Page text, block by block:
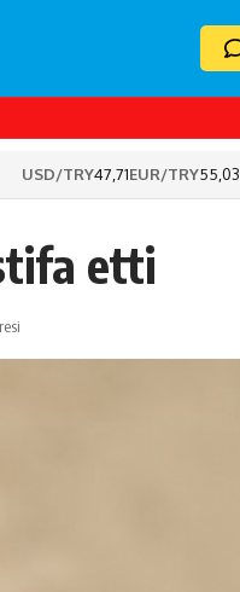
USD/TRY47,71EUR/TRY55,03
etti